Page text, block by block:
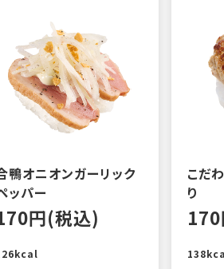
鴨オニオンガーリック
ッパー
円(税込)
こだ
り